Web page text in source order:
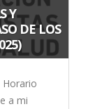
Y
DE LOS
Horario
a mi